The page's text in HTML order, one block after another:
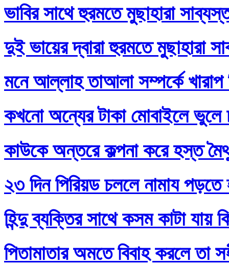
ভাবির সাথে হুরমতে মুছাহারা
দুই ভায়ের দ্বারা হুরমতে মুছাহারা
মনে আল্লাহ তাআলা সম্পর্কে
কখনো অন্যের টাকা মোবাইলে ভুলে
কাউকে অন্তরে কল্পনা করে হস্ত
২৩ দিন পিরিয়ড চললে নামায পড়তে
হিন্দু ব্যক্তির সাথে কসম কাটা যায়
পিতামাতার অমতে বিবাহ করলে তা